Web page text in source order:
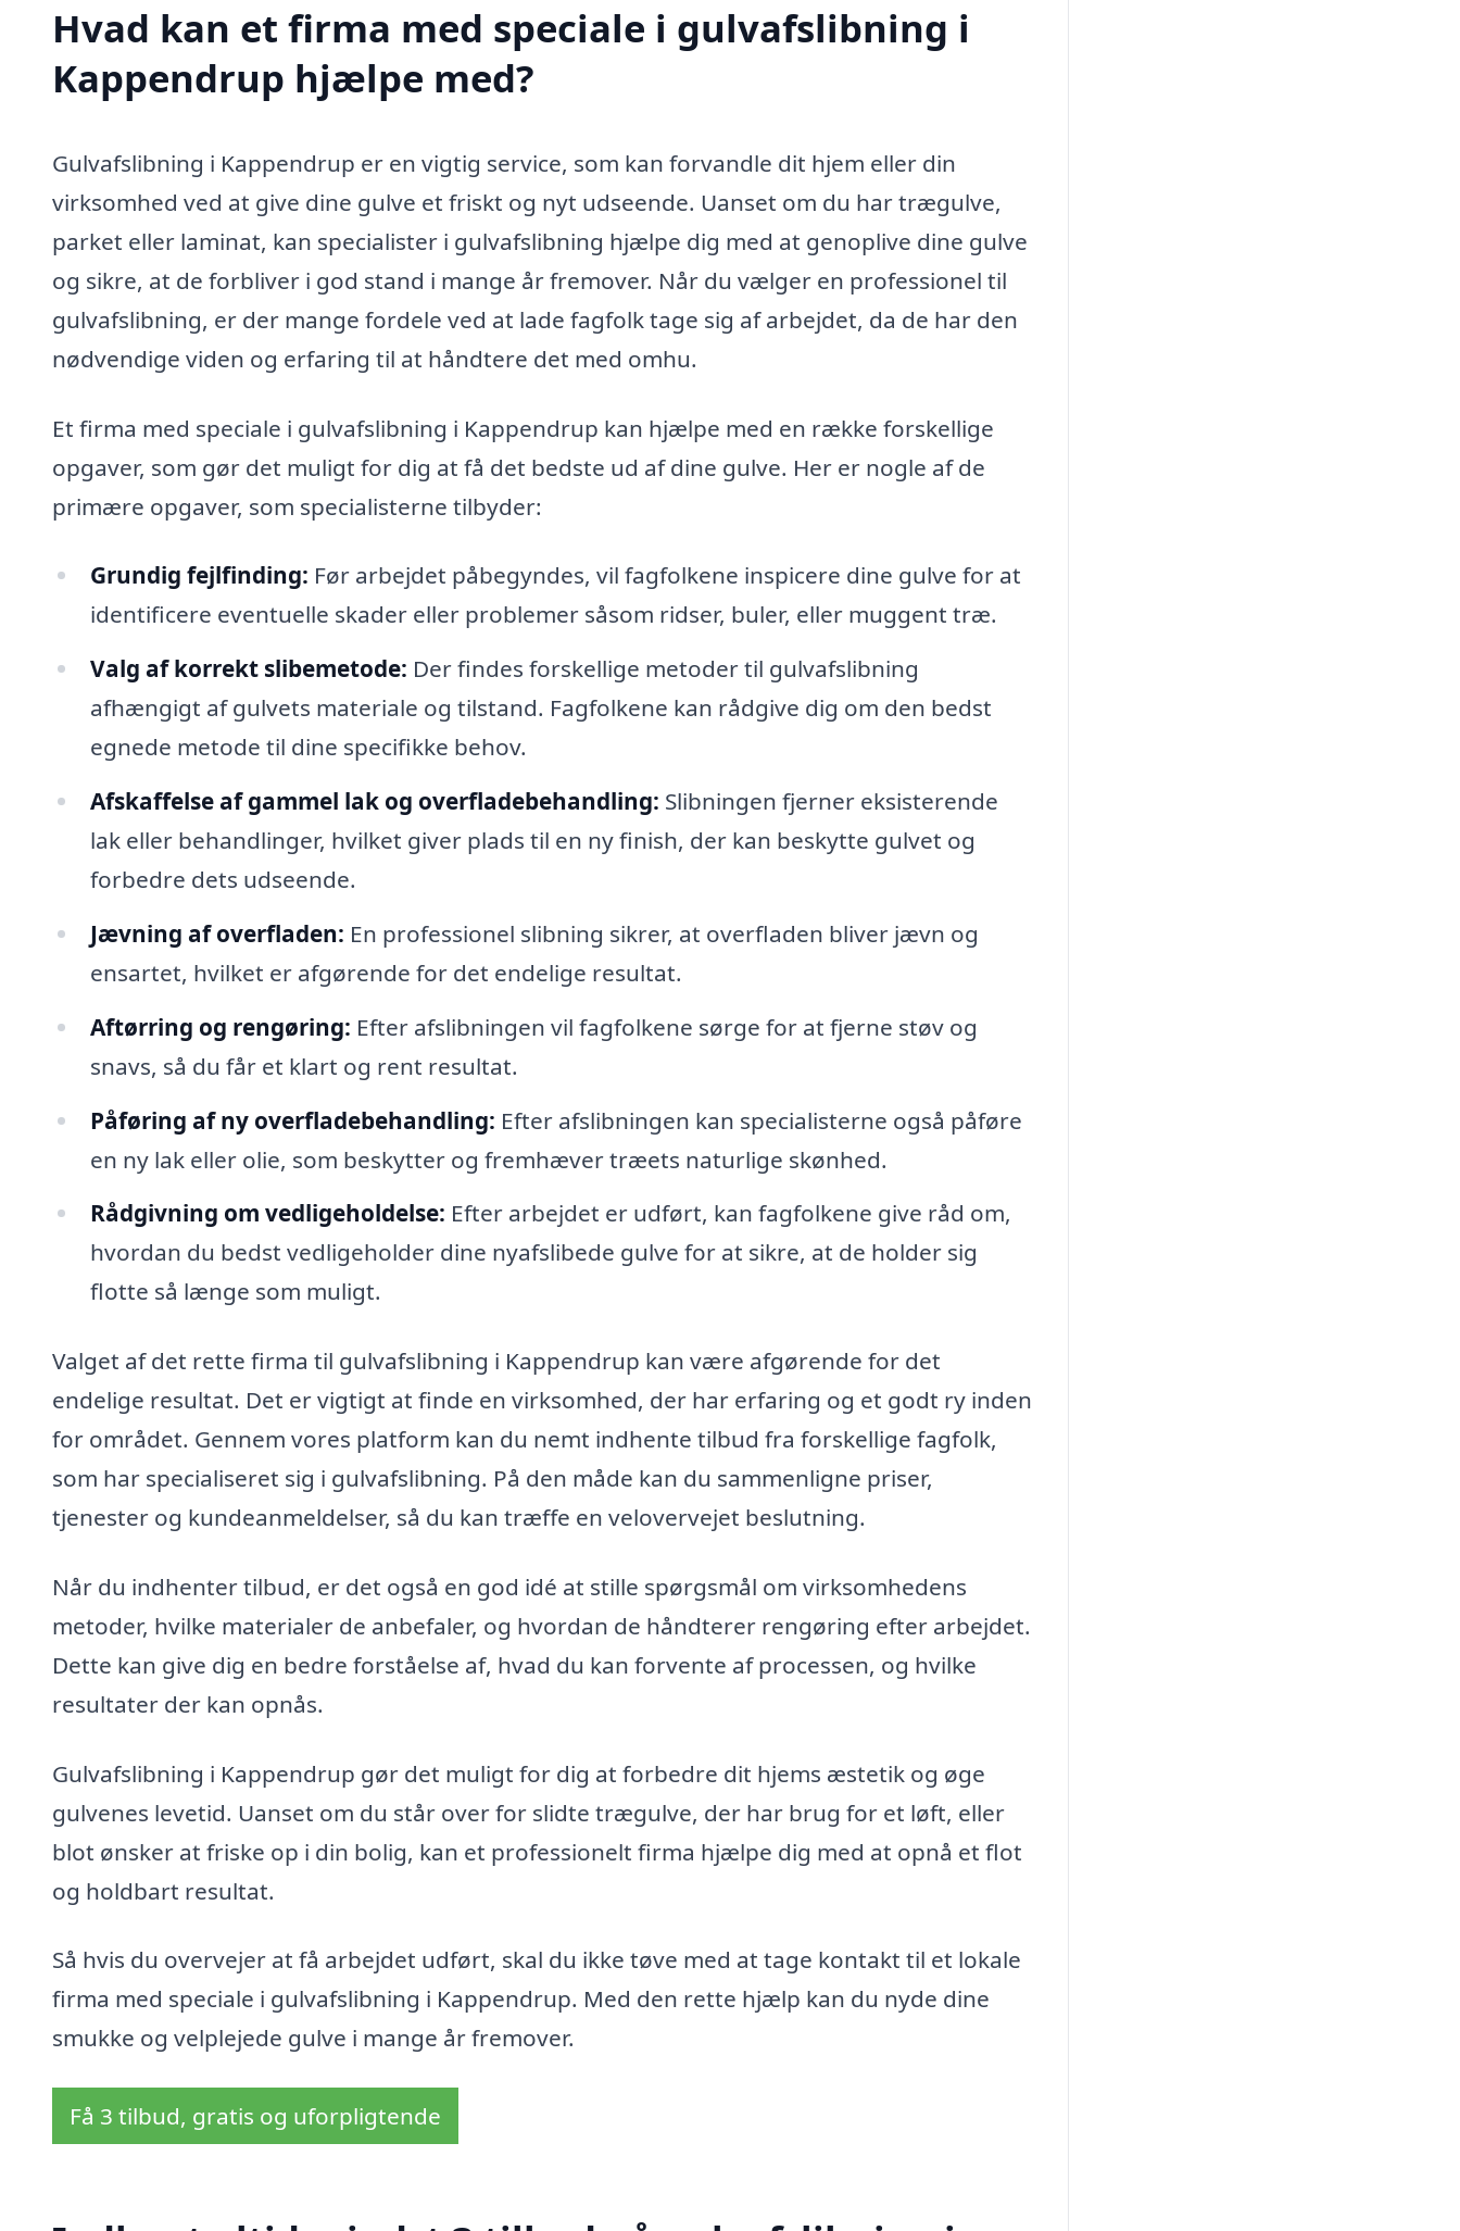
Hvad kan et firma med speciale i gulvafslibning i
Kappendrup hjælpe med?
Gulvafslibning i Kappendrup er en vigtig service, som kan forvandle dit hjem eller din
virksomhed ved at give dine gulve et friskt og nyt udseende. Uanset om du har trægulve,
parket eller laminat, kan specialister i gulvafslibning hjælpe dig med at genoplive dine gulve
og sikre, at de forbliver i god stand i mange år fremover. Når du vælger en professionel til
gulvafslibning, er der mange fordele ved at lade fagfolk tage sig af arbejdet, da de har den
nødvendige viden og erfaring til at håndtere det med omhu.
Et firma med speciale i gulvafslibning i Kappendrup kan hjælpe med en række forskellige
opgaver, som gør det muligt for dig at få det bedste ud af dine gulve. Her er nogle af de
primære opgaver, som specialisterne tilbyder:
Grundig fejlfinding: Før arbejdet påbegyndes, vil fagfolkene inspicere dine gulve for at
identificere eventuelle skader eller problemer såsom ridser, buler, eller muggent træ.
Valg af korrekt slibemetode: Der findes forskellige metoder til gulvafslibning
afhængigt af gulvets materiale og tilstand. Fagfolkene kan rådgive dig om den bedst
egnede metode til dine specifikke behov.
Afskaffelse af gammel lak og overfladebehandling: Slibningen fjerner eksisterende
lak eller behandlinger, hvilket giver plads til en ny finish, der kan beskytte gulvet og
forbedre dets udseende.
Jævning af overfladen: En professionel slibning sikrer, at overfladen bliver jævn og
ensartet, hvilket er afgørende for det endelige resultat.
Aftørring og rengøring: Efter afslibningen vil fagfolkene sørge for at fjerne støv og
snavs, så du får et klart og rent resultat.
Påføring af ny overfladebehandling: Efter afslibningen kan specialisterne også påføre
en ny lak eller olie, som beskytter og fremhæver træets naturlige skønhed.
Rådgivning om vedligeholdelse: Efter arbejdet er udført, kan fagfolkene give råd om,
hvordan du bedst vedligeholder dine nyafslibede gulve for at sikre, at de holder sig
flotte så længe som muligt.
Valget af det rette firma til gulvafslibning i Kappendrup kan være afgørende for det
endelige resultat. Det er vigtigt at finde en virksomhed, der har erfaring og et godt ry inden
for området. Gennem vores platform kan du nemt indhente tilbud fra forskellige fagfolk,
som har specialiseret sig i gulvafslibning. På den måde kan du sammenligne priser,
tjenester og kundeanmeldelser, så du kan træffe en velovervejet beslutning.
Når du indhenter tilbud, er det også en god idé at stille spørgsmål om virksomhedens
metoder, hvilke materialer de anbefaler, og hvordan de håndterer rengøring efter arbejdet.
Dette kan give dig en bedre forståelse af, hvad du kan forvente af processen, og hvilke
resultater der kan opnås.
Gulvafslibning i Kappendrup gør det muligt for dig at forbedre dit hjems æstetik og øge
gulvenes levetid. Uanset om du står over for slidte trægulve, der har brug for et løft, eller
blot ønsker at friske op i din bolig, kan et professionelt firma hjælpe dig med at opnå et flot
og holdbart resultat.
Så hvis du overvejer at få arbejdet udført, skal du ikke tøve med at tage kontakt til et lokale
firma med speciale i gulvafslibning i Kappendrup. Med den rette hjælp kan du nyde dine
smukke og velplejede gulve i mange år fremover.
Få 3 tilbud, gratis og uforpligtende